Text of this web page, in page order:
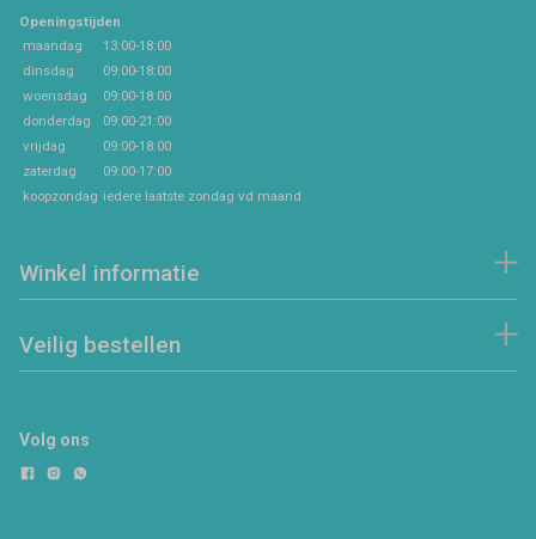
Openingstijden
maandag
13:00-18:00
dinsdag
09:00-18:00
woensdag
09:00-18:00
donderdag
09:00-21:00
vrijdag
09:00-18:00
zaterdag
09:00-17:00
koopzondag iedere laatste zondag vd maand
Winkel informatie
Veilig bestellen
Volg ons